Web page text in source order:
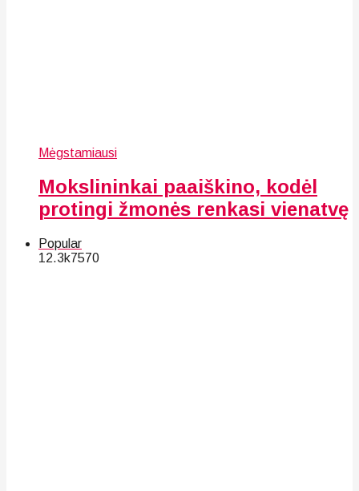
Mėgstamiausi
Mokslininkai paaiškino, kodėl
protingi žmonės renkasi vienatvę
Popular
12.3k7570